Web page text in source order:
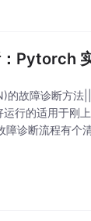
Pytorch
的故障诊断方
行的适用于刚
诊断流程有个